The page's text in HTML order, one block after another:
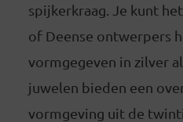
spijkerkraag. Je kunt
of Deense ontwerpers
vormgegeven in zilver
juwelen bieden een
vormgeving uit de